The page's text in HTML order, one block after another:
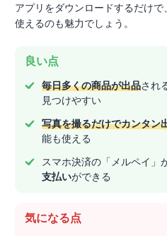
アプリをダウンロードするだけ
使えるのも魅力でしょう。
良い点
毎日多くの商品が出品され
見つけやすい
写真を撮るだけでカンタン
能も使える
スマホ決済の「メルペイ」
支払いができる
気になる点